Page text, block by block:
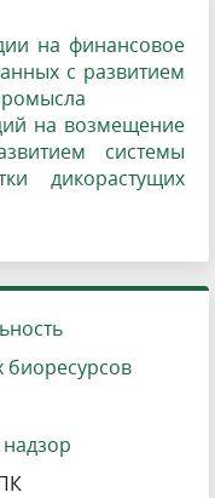
на финансовое
с развитием
на возмещение
системы
дикорастущих